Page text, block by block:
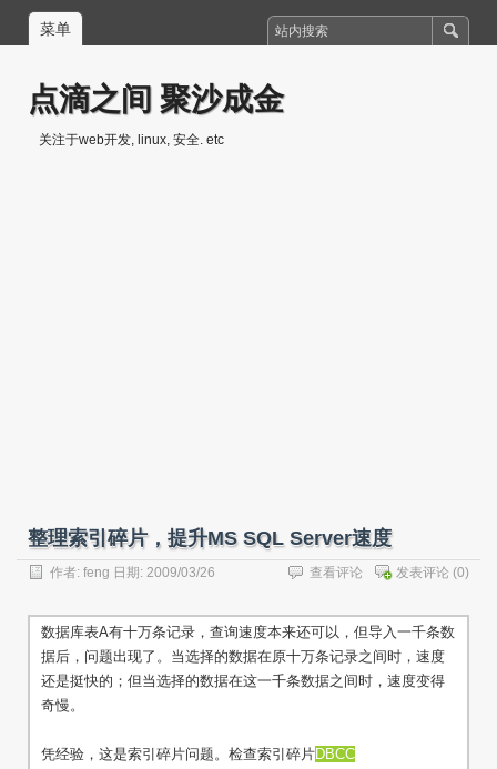
菜单
点滴之间 聚沙成金
关注于web开发, linux, 安全. etc
整理索引碎片，提升MS SQL Server速度
作者: feng 日期: 2009/03/26 发表评论 (0)
查看评论
数据库表A有十万条记录，查询速度本来还可以，但导入一千条数
据后，问题出现了。当选择的数据在原十万条记录之间时，速度
还是挺快的；但当选择的数据在这一千条数据之间时，速度变得
奇慢。
凭经验，这是索引碎片问题。检查索引碎片DBCC